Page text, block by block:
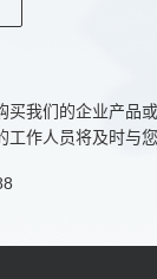
TUV，CB，CE，CCC
买我们的企业产品
工作人员将及时与